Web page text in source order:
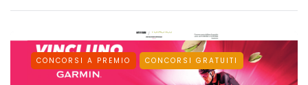
CONCORSI A PREMIO CONCORSI GRATUITI